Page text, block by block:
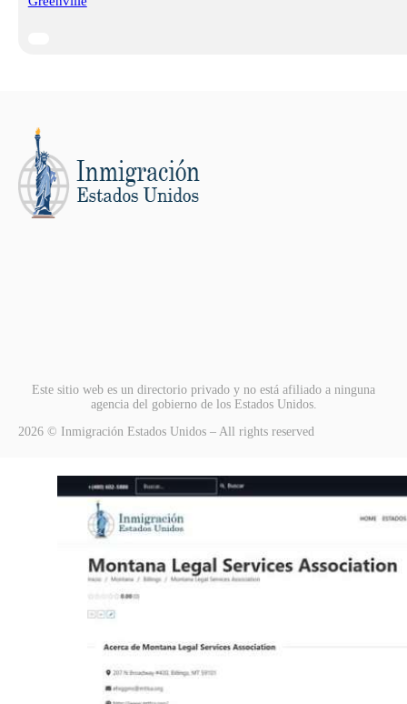
Este sitio web es un directorio privado y no está afiliado a ninguna
agencia del gobierno de los Estados Unidos.
2026 © Inmigración Estados Unidos – All rights reserved